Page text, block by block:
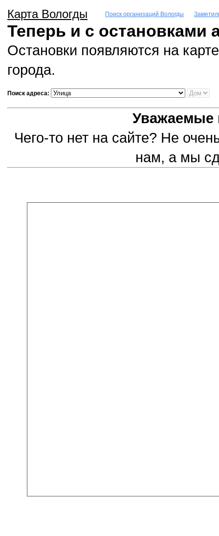
Карта Вологды Поиск организаций Вологды
Теперь и с остановками
Остановки появляются на
города.
Поиск адреса:
Уважаемые
Чего-то нет на сайте? Не
нам, а мы